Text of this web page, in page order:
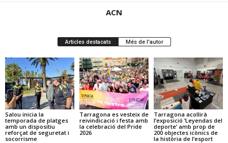
ACN
Articles destacats Més de l'autor
Salou inicia la
temporada de platges
amb un dispositiu
reforçat de seguretat i
socorrisme
Tarragona es vesteix de
reivindicació i festa amb
la celebració del Pride
2026
Tarragona acollirà
l’exposició ‘Leyendas del
deporte’ amb prop de
200 objectes icònics de
la història de l’esport